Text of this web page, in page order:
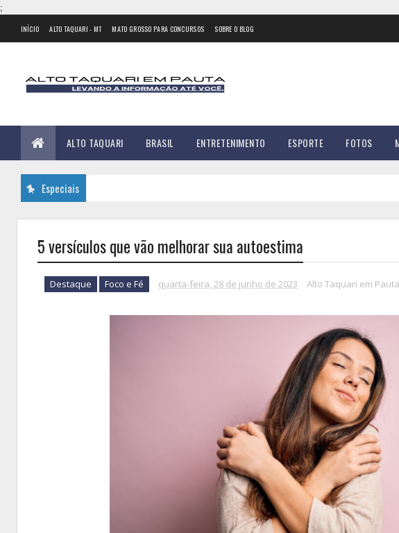
;
INÍCIO ALTO TAQUARI - MT MATO GROSSO PARA CONCURSOS SOBRE O BLOG
ALTO TAQUARI BRASIL ENTRETENIMENTO ESPORTE FOTOS
Especiais
5 versículos que vão melhorar sua autoestima
Destaque Foco e Fé quarta-feira, 28 de junho de 2023 Alto Taquari em Pauta